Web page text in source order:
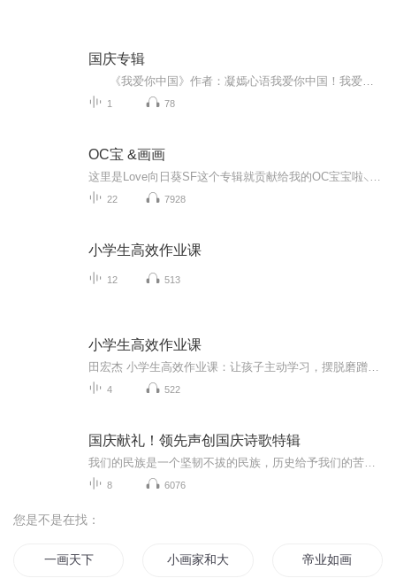
国庆专辑
1 78
OC宝 &画画
22 7928
小学生高效作业课
12 513
小学生高效作业课
4 522
国庆献礼！领先声创国庆诗歌特辑
8 6076
您是不是在找：
一画天下 小画家和大作家 帝业如画